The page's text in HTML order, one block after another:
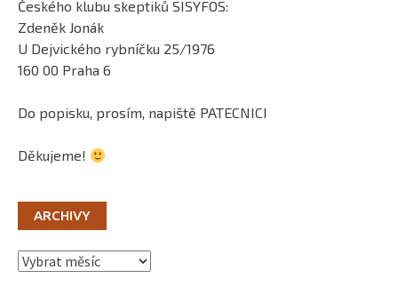
Českého klubu skeptiků SISYFOS:
Zdeněk Jonák
U Dejvického rybníčku 25/1976
160 00 Praha 6
Do popisku, prosím, napiště PATECNICI
Děkujeme!
ARCHIVY
Archivy